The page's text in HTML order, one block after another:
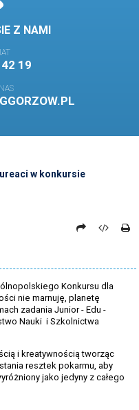
Z NAMI
19
INTERAKTYWNA
w konkursie
Konkursu dla
nie marnuję, planetę
zadania Junior - Edu -
Nauki i Szkolnictwa
i kreatywnością tworząc
resztek pokarmu, aby
jako jedyny z całego